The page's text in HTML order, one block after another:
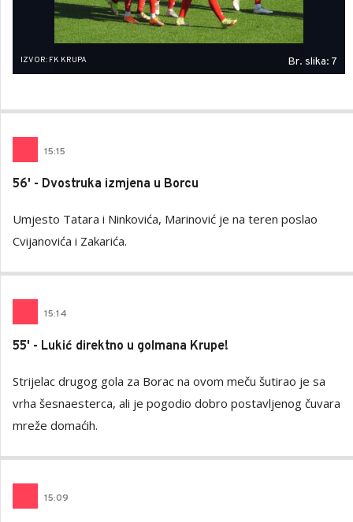
IZVOR: FK KRUPA Br. slika: 7
15:15
56' - Dvostruka izmjena u Borcu
Umjesto Tatara i Ninkovića, Marinović je na teren poslao
Cvijanovića i Zakarića.
15:14
55' - Lukić direktno u golmana Krupe!
Strijelac drugog gola za Borac na ovom meču šutirao je sa
vrha šesnaesterca, ali je pogodio dobro postavljenog čuvara
mreže domaćih.
15:09